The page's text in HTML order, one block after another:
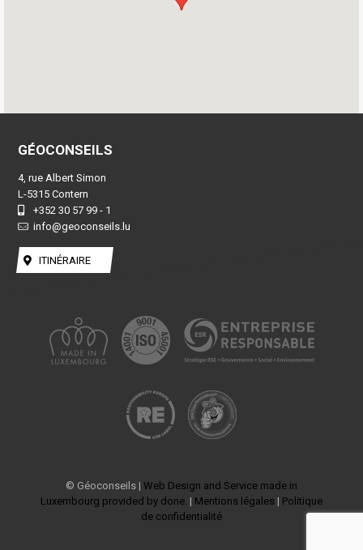
GÉOCONSEILS
4, rue Albert Simon
L-5315 Contern
+352 30 57 99 - 1
info@geoconseils.lu
ITINÉRAIRE
© Géoconseils | Web Design and Service made in
Luxembourg provided by done. | Mentions légales | Politique
de confidentialité